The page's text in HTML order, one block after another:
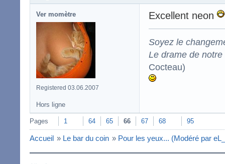
Ver momètre
Registered 03.06.2007
Excellent neon
Soyez le
Le drame de
Cocteau)
Hors ligne
Pages 1 64 65 66 67 68 95
Accueil » Le bar du coin » Pour les yeux... (Modéré par